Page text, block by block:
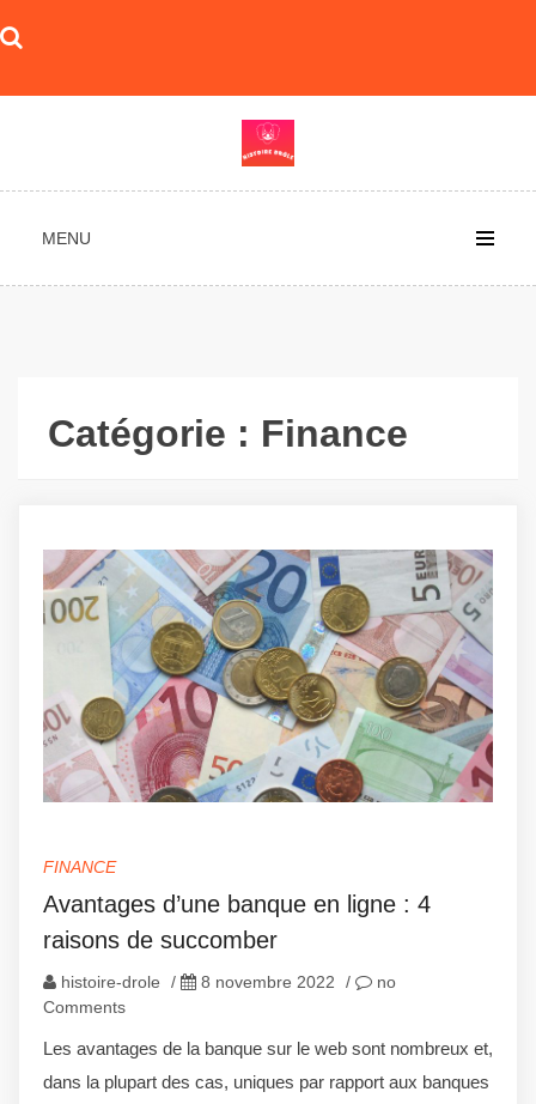
to
MENU
Catégorie : Finance
FINANCE
Avantages d’une banque en ligne : 4
raisons de succomber
histoire-drole / 8 novembre 2022 /
no
Comments
Les avantages de la banque sur le web sont nombreux et,
dans la plupart des cas, uniques par rapport aux banques